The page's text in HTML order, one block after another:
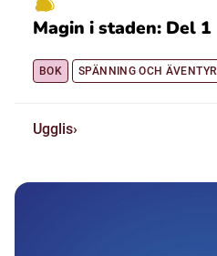
Magin i staden: Del 1
BOK SPÄNNING OCH ÄVENTYR
Ugglis